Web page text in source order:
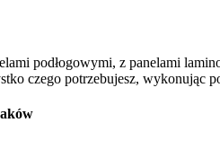
podłogowymi, z panelami
czego potrzebujesz, wykonując